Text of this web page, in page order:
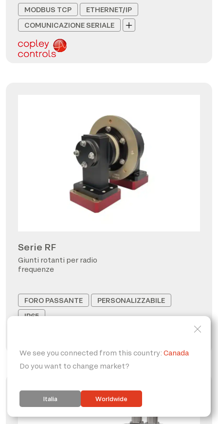
MODBUS TCP
ETHERNET/IP
COMUNICAZIONE SERIALE
Serie RF
Giunti rotanti per radio
frequenze
FORO PASSANTE
PERSONALIZZABILE
IP65